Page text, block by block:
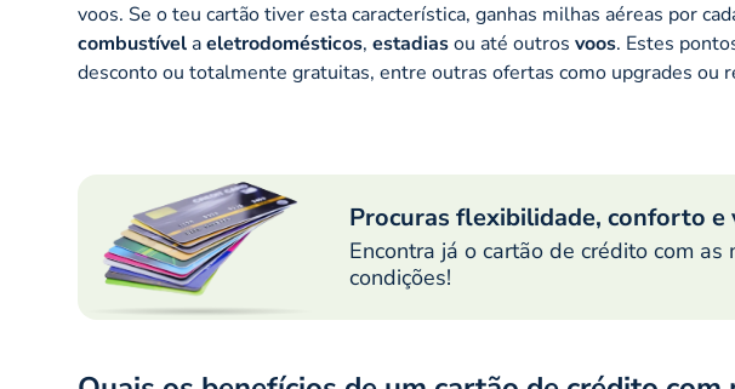
voos. Se o teu cartão tiver esta característica, ganhas milhas aéreas por
combustível aeletrodomésticos, estadiasou até outros voos. Estes
desconto ou totalmente gratuitas, entre outras ofertas como upgrades ou
Procuras flexibilidade, conforto e
Encontra já o cartão de crédito com as
condições!